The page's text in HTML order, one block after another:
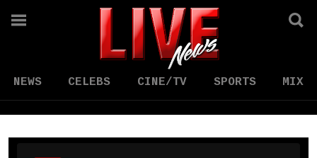
NEWS CELEBS CINE/TV SPORTS MIX